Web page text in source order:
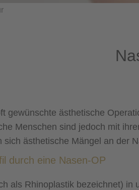
gewünschte ästhetische
Menschen sind jedoch mit
sich ästhetische Mängel an der
durch eine Nasen-OP
als Rhinoplastik bezeichnet)